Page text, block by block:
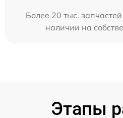
Более 20 тыс.
наличии на
Этапы